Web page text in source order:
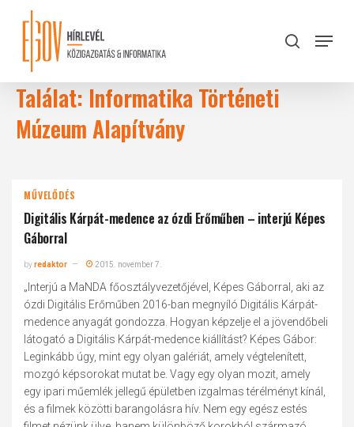
content
search
Menu
Találat: Informatika Történeti
Múzeum Alapítvány
MŰVELŐDÉS
Digitális Kárpát-medence az ózdi Erőműben – interjú Képes
Gáborral
byredaktor 2015. november 7.
„Interjú a MaNDA főosztályvezetőjével, Képes Gáborral, aki az
ózdi Digitális Erőműben 2016-ban megnyíló Digitális Kárpát-
medence anyagát gondozza. Hogyan képzelje el a jövendőbeli
látogató a Digitális Kárpát-medence kiállítást? Képes Gábor:
Leginkább úgy, mint egy olyan galériát, amely végtelenített,
mozgó képsorokat mutat be. Vagy egy olyan mozit, amely
egy ipari műemlék jellegű épületben izgalmas térélményt kínál,
és a filmek közötti barangolásra hív. Nem egy egész estés
Close